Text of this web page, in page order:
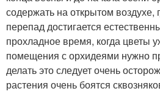
содержать на открытом воздухе,
перепад достигается
прохладное время, когда цветы
помещения с орхидеями нужно
делать это следует очень
растения очень боятся